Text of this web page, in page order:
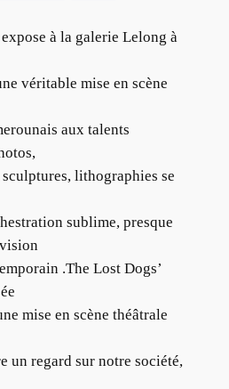
à la galerie Lelong à
véritable mise en scène
aux talents
lithographies se
sublime, presque
.The Lost Dogs’
mise en scène théâtrale
un regard sur notre société,